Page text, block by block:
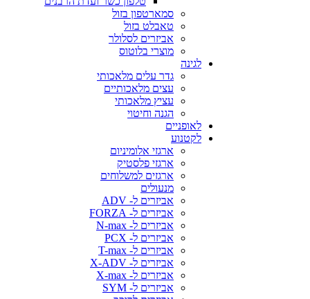
סמארטפון בזול
טאבלט בזול
אביזרים לסלולר
מוצרי בלוטוס
לגינה
גדר עלים מלאכותי
עצים מלאכותיים
עציץ מלאכותי
הגנה וחיטוי
לאופניים
לקטנוע
ארגזי אלומיניום
ארגזי פלסטיק
ארגזים למשלוחים
מנעולים
אביזרים ל- ADV
אביזרים ל- FORZA
אביזרים ל- N-max
אביזרים ל- PCX
אביזרים ל- T-max
אביזרים ל- X-ADV
אביזרים ל- X-max
אביזרים ל- SYM